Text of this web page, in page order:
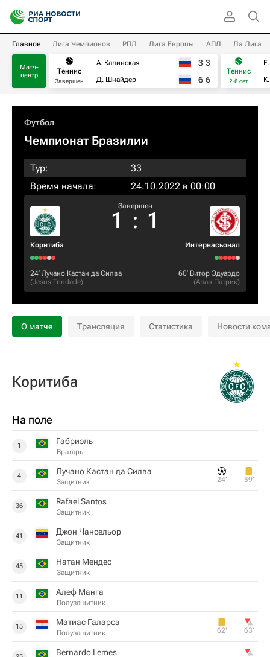
Главное Лига Чемпионов РПЛ Лига Европы АПЛ Ла Лига
Матч-
центр
Теннис
Завершен
А. Калинская
Д. Шнайдер
3 3
6 6
Теннис
2-й сет
Футбол
Чемпионат Бразилии
Тур:
33
Время начала:
24.10.2022 в 00:00
Коритиба
Завершен
1 : 1
Интернасьонал
24‎’‎ Лучано Кастан да Силва
(Jesus Trindade)
60‎’‎ Витор Эдуардо
(Алан Патрик)
О матче Трансляция Статистика Новости
Коритиба
На поле
1 Габриэль
Вратарь
4 Лучано Кастан да Силва
Защитник 24‎’‎ 59‎’‎
36 Rafael Santos
Защитник
41 Джон Чансельор
Защитник
45 Натан Мендес
Защитник
11 Алеф Манга
Полузащитник
15 Матиас Галарса
Полузащитник 62‎’‎ 63‎’‎
Bernardo Lemes